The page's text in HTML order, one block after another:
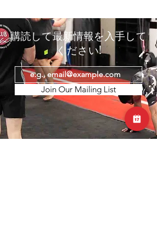
購読して最新情報を入手して
ください!
Join Our Mailing List